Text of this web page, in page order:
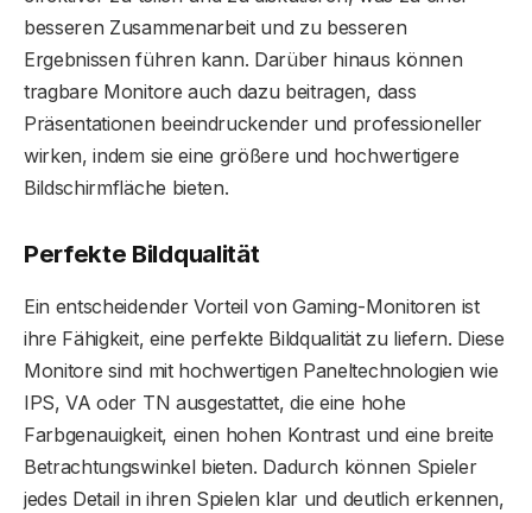
besseren Zusammenarbeit und zu besseren
Ergebnissen führen kann. Darüber hinaus können
tragbare Monitore auch dazu beitragen, dass
Präsentationen beeindruckender und professioneller
wirken, indem sie eine größere und hochwertigere
Bildschirmfläche bieten.
Perfekte Bildqualität
Ein entscheidender Vorteil von Gaming-Monitoren ist
ihre Fähigkeit, eine perfekte Bildqualität zu liefern. Diese
Monitore sind mit hochwertigen Paneltechnologien wie
IPS, VA oder TN ausgestattet, die eine hohe
Farbgenauigkeit, einen hohen Kontrast und eine breite
Betrachtungswinkel bieten. Dadurch können Spieler
jedes Detail in ihren Spielen klar und deutlich erkennen,